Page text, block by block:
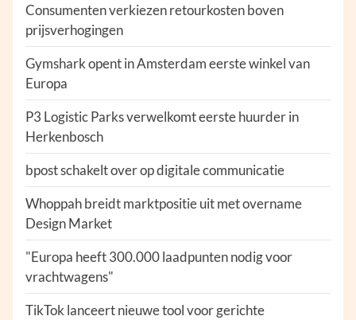
Consumenten verkiezen retourkosten boven
prijsverhogingen
Gymshark opent in Amsterdam eerste winkel van
Europa
P3 Logistic Parks verwelkomt eerste huurder in
Herkenbosch
bpost schakelt over op digitale communicatie
Whoppah breidt marktpositie uit met overname
Design Market
"Europa heeft 300.000 laadpunten nodig voor
vrachtwagens"
TikTok lanceert nieuwe tool voor gerichte